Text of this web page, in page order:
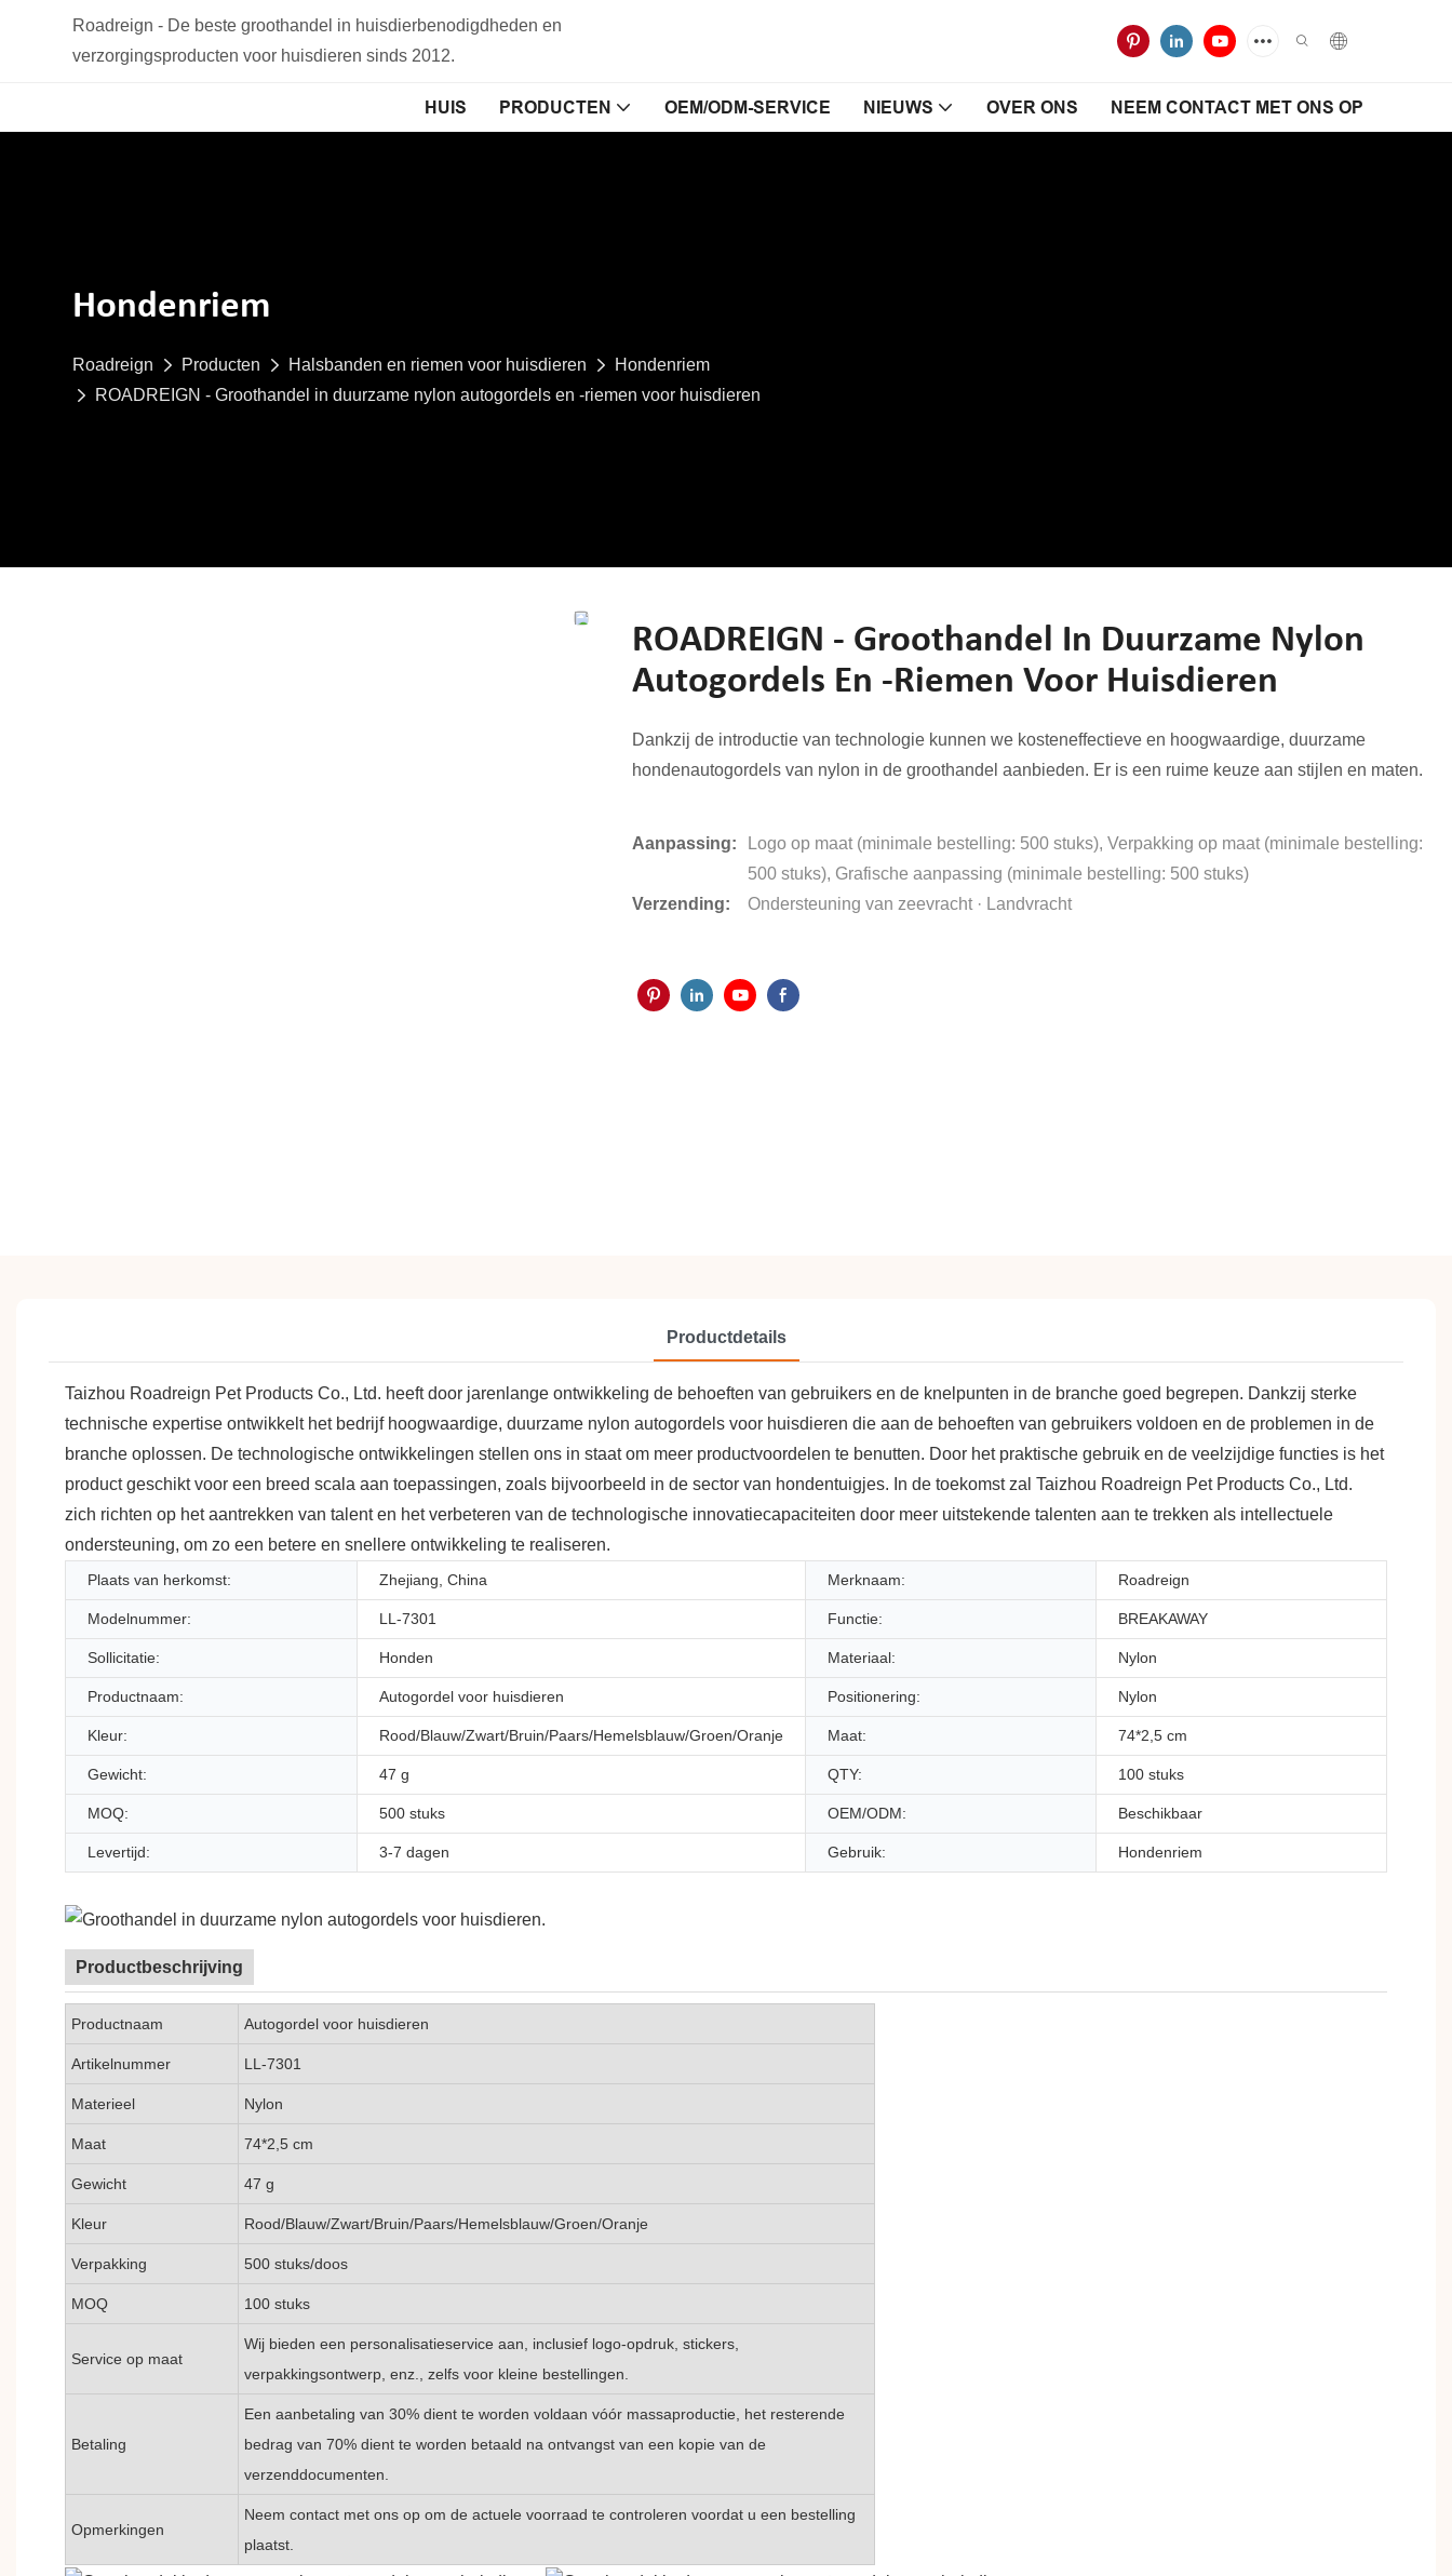
Roadreign - De beste groothandel in huisdierbenodigdheden en
verzorgingsproducten voor huisdieren sinds 2012.
HUIS PRODUCTEN OEM/ODM-SERVICE NIEUWS OVER ONS NEEM CONTACT MET ONS OP
Hondenriem
Roadreign Producten Halsbanden en riemen voor huisdieren
Hondenriem
ROADREIGN - Groothandel in duurzame nylon autogordels en -riemen voor huisdieren
ROADREIGN - Groothandel In Duurzame Nylon
Autogordels En -riemen Voor Huisdieren
Dankzij de introductie van technologie kunnen we kosteneffectieve en hoogwaardige, duurzame
hondenautogordels van nylon in de groothandel aanbieden. Er is een ruime keuze aan stijlen en maten.
Aanpassing:
Logo op maat (minimale bestelling: 500 stuks), Verpakking op maat (minimale bestelling:
500 stuks), Grafische aanpassing (minimale bestelling: 500 stuks)
Verzending:
Ondersteuning van zeevracht · Landvracht
Productdetails
Taizhou Roadreign Pet Products Co., Ltd. heeft door jarenlange ontwikkeling de behoeften van gebruikers en de knelpunten in de branche goed begrepen. Dankzij sterke
technische expertise ontwikkelt het bedrijf hoogwaardige, duurzame nylon autogordels voor huisdieren die aan de behoeften van gebruikers voldoen en de problemen in de
branche oplossen. De technologische ontwikkelingen stellen ons in staat om meer productvoordelen te benutten. Door het praktische gebruik en de veelzijdige functies is het
product geschikt voor een breed scala aan toepassingen, zoals bijvoorbeeld in de sector van hondentuigjes. In de toekomst zal Taizhou Roadreign Pet Products Co., Ltd.
zich richten op het aantrekken van talent en het verbeteren van de technologische innovatiecapaciteiten door meer uitstekende talenten aan te trekken als intellectuele
ondersteuning, om zo een betere en snellere ontwikkeling te realiseren.
Plaats van herkomst: Zhejiang, China Merknaam: Roadreign
Modelnummer: LL-7301 Functie: BREAKAWAY
Sollicitatie: Honden Materiaal: Nylon
Productnaam: Autogordel voor huisdieren Positionering: Nylon
Kleur: Rood/Blauw/Zwart/Bruin/Paars/Hemelsblauw/Groen/Oranje Maat: 74*2,5 cm
Gewicht: 47 g QTY: 100 stuks
MOQ: 500 stuks OEM/ODM: Beschikbaar
Levertijd: 3-7 dagen Gebruik: Hondenriem
Productbeschrijving
Productnaam Autogordel voor huisdieren
Artikelnummer LL-7301
Materieel Nylon
Maat 74*2,5 cm
Gewicht 47 g
Kleur Rood/Blauw/Zwart/Bruin/Paars/Hemelsblauw/Groen/Oranje
Verpakking 500 stuks/doos
MOQ 100 stuks
Service op maat
Wij bieden een personalisatieservice aan, inclusief logo-opdruk, stickers,
verpakkingsontwerp, enz., zelfs voor kleine bestellingen.
Betaling
Een aanbetaling van 30% dient te worden voldaan vóór massaproductie, het resterende
bedrag van 70% dient te worden betaald na ontvangst van een kopie van de
verzenddocumenten.
Opmerkingen
Neem contact met ons op om de actuele voorraad te controleren voordat u een bestelling
plaatst.